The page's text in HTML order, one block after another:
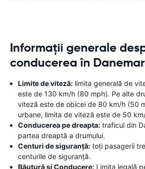
Informații generale
conducerea în
Limite de viteză: limita generală de
este de 130 km/h (80 mph). Pe alte
viteză este de obicei de 80 km/h (50
urbane, limita de viteză este de 50
Conducerea pe dreapta: traficul din
partea dreaptă a drumului.
Centuri de siguranță: toți pasagerii
centurile de siguranță.
Băutură și Conducere: Limita legală